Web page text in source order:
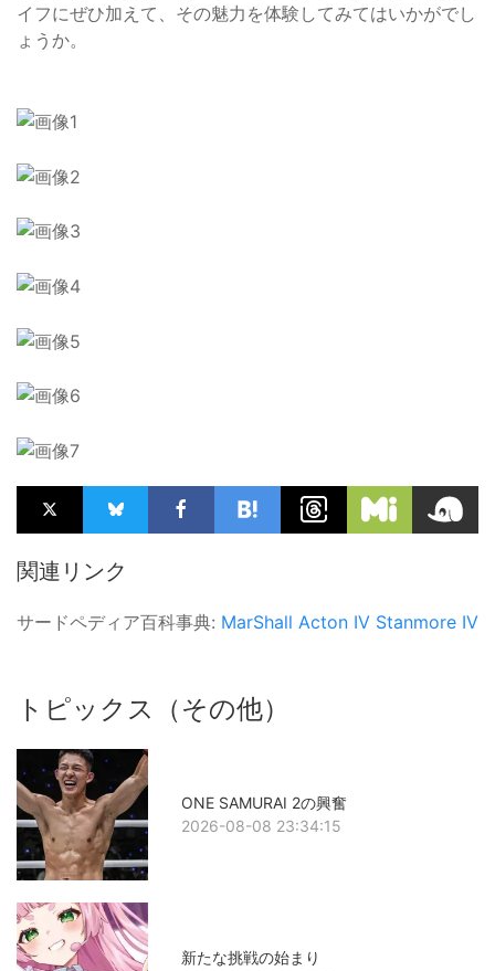
イフにぜひ加えて、その魅力を体験してみてはいかがでし
ょうか。
関連リンク
サードペディア百科事典: MarShall Acton IV Stanmore IV
トピックス（その他）
ONE SAMURAI 2の興奮
2026-08-08 23:34:15
新たな挑戦の始まり